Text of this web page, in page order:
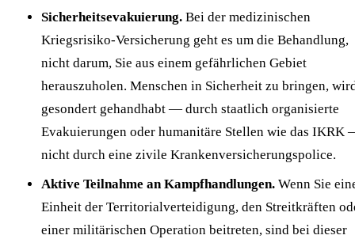
Sicherheitsevakuierung. Bei der medizinischen
Kriegsrisiko-Versicherung geht es um die Behandlung,
nicht darum, Sie aus einem gefährlichen Gebiet
herauszuholen. Menschen in Sicherheit zu bringen,
gesondert gehandhabt — durch staatlich organisierte
Evakuierungen oder humanitäre Stellen wie das IKRK
nicht durch eine zivile Krankenversicherungspolice.
Aktive Teilnahme an Kampfhandlungen. Wenn Sie
Einheit der Territorialverteidigung, den Streitkräften
einer militärischen Operation beitreten, sind bei dieser